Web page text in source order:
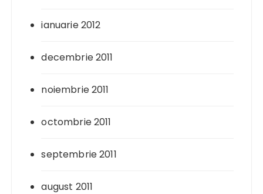
ianuarie 2012
decembrie 2011
noiembrie 2011
octombrie 2011
septembrie 2011
august 2011